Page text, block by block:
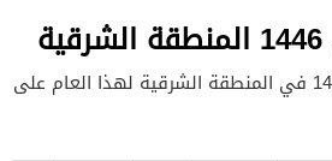
جاءت امساكية رمضان 1446 في المنطقة الشرقية لهذا العام على